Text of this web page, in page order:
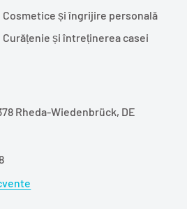
Cosmetice și îngrijire personală
Curățenie și întreținerea casei
Rheda-Wiedenbrück, DE